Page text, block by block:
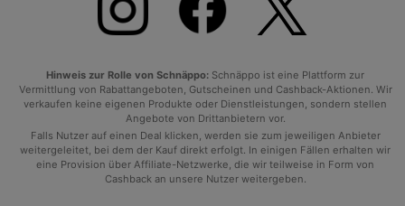
Hinweis zur Rolle von Schnäppo: Schnäppo ist eine Plattform zur
Vermittlung von Rabattangeboten, Gutscheinen und Cashback-Aktionen. Wir
verkaufen keine eigenen Produkte oder Dienstleistungen, sondern stellen
Angebote von Drittanbietern vor.
Falls Nutzer auf einen Deal klicken, werden sie zum jeweiligen Anbieter
weitergeleitet, bei dem der Kauf direkt erfolgt. In einigen Fällen erhalten wir
eine Provision über Affiliate-Netzwerke, die wir teilweise in Form von
Cashback an unsere Nutzer weitergeben.